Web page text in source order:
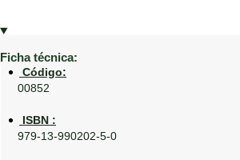
Ficha técnica:
Código:
00852
ISBN :
979-13-990202-5-0